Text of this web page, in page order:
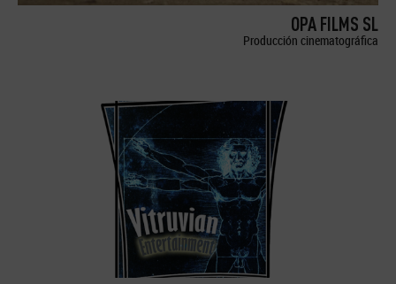
OPA FILMS SL
Producción cinematográfica